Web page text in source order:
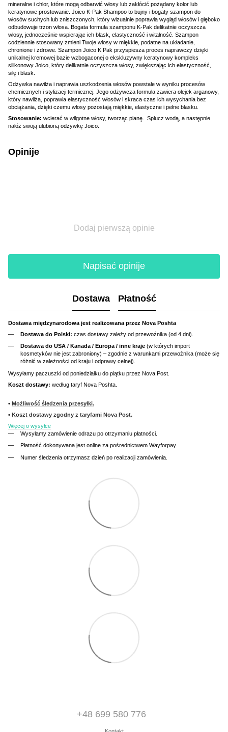
mineralne i chlor, które mogą odbarwić włosy lub zakłócić pożądany kolor lub
keratynowe prostowanie. Joico K-Pak Shampoo to bujny i bogaty szampon do
włosów suchych lub zniszczonych, który wizualnie poprawia wygląd włosów i głęboko
odbudowuje trzon włosa. Bogata formuła szamponu K-Pak delikatnie oczyszcza
włosy, jednocześnie wspierając ich blask, elastyczność i witalność. Szampon
codziennie stosowany zmieni Twoje włosy w miękkie, podatne na układanie,
chronione i zdrowe. Szampon Joico K Pak przyspiesza proces naprawczy dzięki
unikalnej kremowej bazie wzbogaconej o ekskluzywny keratynowy kompleks
silikonowy Joico, który delikatnie oczyszcza włosy, zwiększając ich elastyczność,
siłę i blask.
Odżywka nawilża i naprawia uszkodzenia włosów powstałe w wyniku procesów
chemicznych i stylizacji termicznej. Jego odżywcza formuła zawiera olejek arganowy,
który nawilża, poprawia elastyczność włosów i skraca czas ich wysychania bez
obciążania, dzięki czemu włosy pozostają miękkie, elastyczne i pełne blasku.
Stosowanie: wcierać w wilgotne włosy, tworząc pianę. Spłucz wodą, a następnie
nałóż swoją ulubioną odżywkę Joico.
Opinije
Dodaj pierwszą opinie
Napisać opinije
Dostawa Płatność
Dostawa międzynarodowa jest realizowana przez Nova Poshta
Dostawa do Polski: czas dostawy zależy od przewoźnika (od 4 dni).
Dostawa do USA / Kanada / Europa / inne kraje (w których import
kosmetyków nie jest zabroniony) – zgodnie z warunkami przewoźnika (może się
różnić w zależności od kraju i odprawy celnej).
Wysyłamy paczuszki od poniedziałku do piątku przez Nova Post.
Koszt dostawy: według taryf Nova Poshta.
• Możliwość śledzenia przesyłki.
• Koszt dostawy zgodny z taryfami Nova Post.
Więcej o wysyłce
Wysyłamy zamówienie odrazu po otrzymaniu płatności.
Płatność dokonywana jest online za pośrednictwem Wayforpay.
Numer śledzenia otrzymasz dzień po realizacji zamówienia.
+48 699 580 776